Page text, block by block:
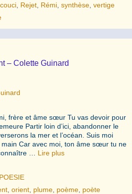
Rejet Rémi synthèse vertige
– Colette Guinard
frère et âme sœur Tu vas devoir pour
Partir loin d’ici, abandonner le
la mer et l’océan. Suis moi
main Car avec moi, ton âme sœur tu ne
… Lire plus
POESIE
,orient plume poème poète